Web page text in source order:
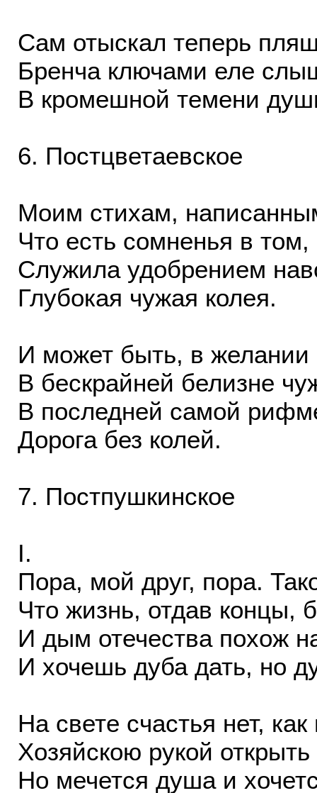
Сам отыскал теперь
Бренча ключами еле
В кромешной темени
6. Постцветаевское
Моим стихам,
Что есть сомненья в том,
Служила удобрением
Глубокая чужая колея.
И может быть, в желании
В бескрайней белизне
В последней самой
Дорога без колей.
7. Постпушкинское
I.
Пора, мой друг, пора.
Что жизнь, отдав концы,
И дым отечества похож
И хочешь дуба дать, но
На свете счастья нет,
Хозяйскою рукой
Но мечется душа и